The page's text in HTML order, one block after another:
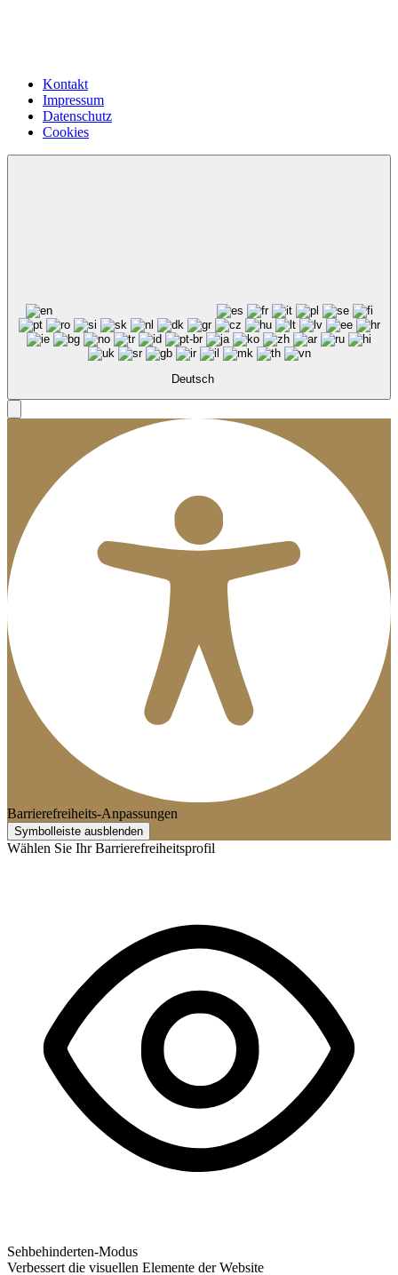
Kontakt
Impressum
Datenschutz
Cookies
Deutsch
Barrierefreiheits-Anpassungen
Symbolleiste ausblenden
Wählen Sie Ihr Barrierefreiheitsprofil
Sehbehinderten-Modus
Verbessert die visuellen Elemente der Website